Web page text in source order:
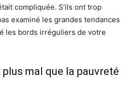
compliquée. S’ils ont trop
examiné les grandes tendances
les bords irréguliers de votre
mal que la pauvreté